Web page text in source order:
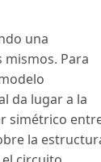
una
Para
da lugar a la
simétrico
la